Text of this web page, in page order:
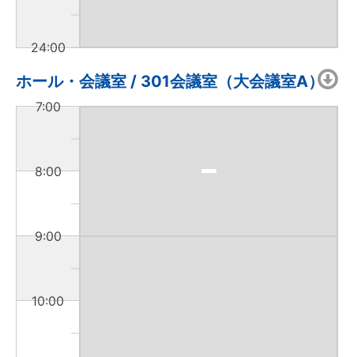
24:00
ホール・会議室 / 301会議室（大会議室A）
7:00
8:00
9:00
10:00